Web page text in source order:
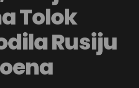
Tolok
Rusiju